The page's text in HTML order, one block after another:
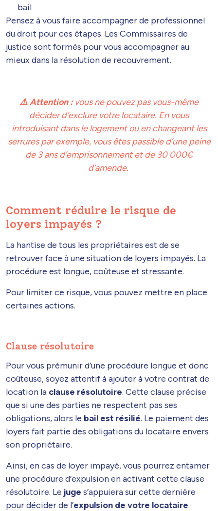
bail
Pensez à vous faire accompagner de professionnel
du droit pour ces étapes. Les Commissaires de
justice sont formés pour vous accompagner au
mieux dans la résolution de recouvrement.
⚠️ Attention :vous ne pouvez pas vous-même
décider d’exclure votre locataire. En vous
introduisant dans le logement ou en changeant les
serrures par exemple, vous êtes passible d’une peine
de 3 ans d’emprisonnement et de 30 000€
d’amende.
Comment réduire le risque de
loyers impayés ?
La hantise de tous les propriétaires est de se
retrouver face à une situation de loyers impayés. La
procédure est longue, coûteuse et stressante.
Pour limiter ce risque, vous pouvez mettre en place
certaines actions.
Clause résolutoire
Pour vous prémunir d’une procédure longue et donc
coûteuse, soyez attentif à ajouter à votre contrat de
location la clause résolutoire. Cette clause précise
que si une des parties ne respectent pas ses
obligations, alors le bail est résilié. Le paiement des
loyers fait partie des obligations du locataire envers
son propriétaire.
Ainsi, en cas de loyer impayé, vous pourrez entamer
une procédure d’expulsion en activant cette clause
résolutoire. Le juge s’appuiera sur cette dernière
pour décider de l’expulsion de votre locataire.